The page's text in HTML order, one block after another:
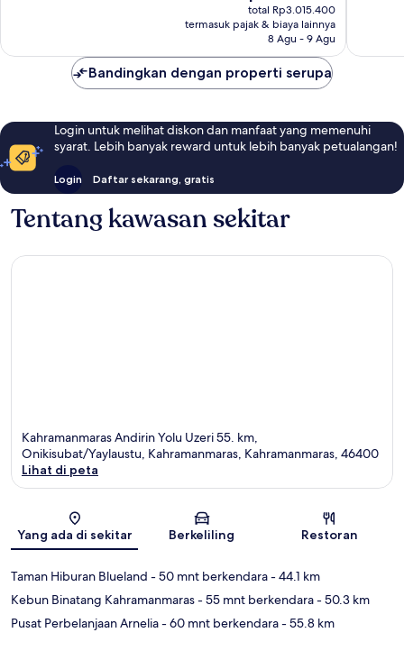
sekarang
Rp2.716.578
total Rp3.015.400
termasuk pajak & biaya lainnya
8 Agu - 9 Agu
Bandingkan dengan properti serupa
Login untuk melihat diskon dan manfaat yang memenuhi
syarat. Lebih banyak reward untuk lebih banyak petualangan!
Login Daftar sekarang, gratis
Tentang kawasan sekitar
Kahramanmaras Andirin Yolu Uzeri 55. km,
Onikisubat/Yaylaustu, Kahramanmaras, Kahramanmaras, 46400
Lihat di peta
Yang ada di sekitar Berkeliling Restoran
Taman Hiburan Blueland - 50 mnt berkendara- 44.1 km
Kebun Binatang Kahramanmaras- 55 mnt berkendara- 50.3 km
Pusat Perbelanjaan Arnelia- 60 mnt berkendara- 55.8 km